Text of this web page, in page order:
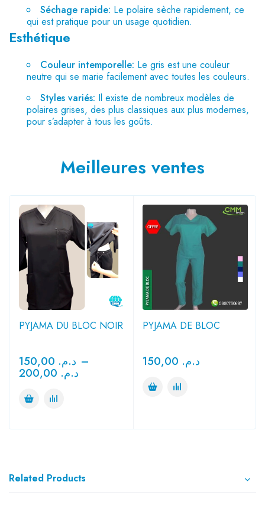
Séchage rapide: Le polaire sèche rapidement, ce
qui est pratique pour un usage quotidien.
Esthétique
Couleur intemporelle: Le gris est une couleur
neutre qui se marie facilement avec toutes les couleurs.
Styles variés: Il existe de nombreux modèles de
polaires grises, des plus classiques aux plus modernes,
pour s’adapter à tous les goûts.
Meilleures ventes
PYJAMA DU BLOC NOIR
د.م. –
د.م.
PYJAMA DE BLOC
د.م.
Related Products